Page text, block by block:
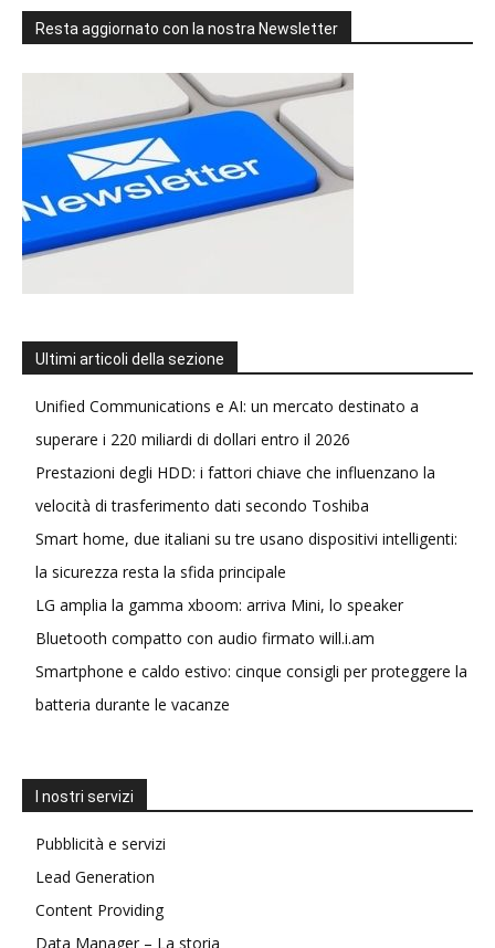
Resta aggiornato con la nostra Newsletter
Ultimi articoli della sezione
Unified Communications e AI: un mercato destinato a
superare i 220 miliardi di dollari entro il 2026
Prestazioni degli HDD: i fattori chiave che influenzano la
velocità di trasferimento dati secondo Toshiba
Smart home, due italiani su tre usano dispositivi intelligenti:
la sicurezza resta la sfida principale
LG amplia la gamma xboom: arriva Mini, lo speaker
Bluetooth compatto con audio firmato will.i.am
Smartphone e caldo estivo: cinque consigli per proteggere la
batteria durante le vacanze
I nostri servizi
Pubblicità e servizi
Lead Generation
Content Providing
Data Manager – La storia